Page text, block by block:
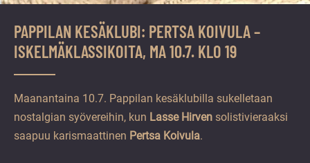
PAPPILAN KESÄKLUBI: PERTSA KOIVULA –
ISKELMÄKLASSIKOITA, MA 10.7. KLO 19
Maanantaina 10.7. Pappilan kesäklubilla sukelletaan
nostalgian syövereihin, kun Lasse Hirven solistivieraaksi
saapuu karismaattinen Pertsa Koivula.